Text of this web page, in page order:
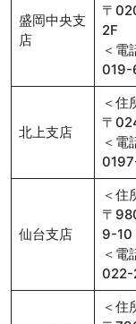
盛岡中央支
店
〒
2F
＜電
019-
北上支店
＜住
〒
＜電
仙台支店
＜住
〒
9-10
＜電
022-
＜住